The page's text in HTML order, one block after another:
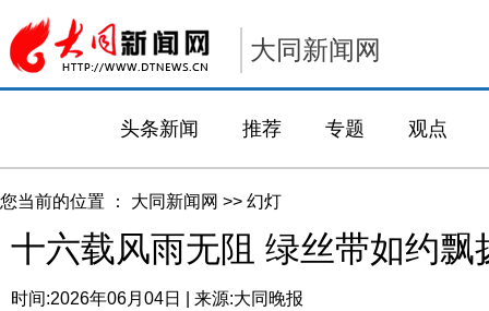
大同新闻网
头条新闻 推荐 专题 观点
您当前的位置 ： 大同新闻网 >> 幻灯
十六载风雨无阻 绿丝带如约飘
时间:2026年06月04日 | 来源:大同晚报